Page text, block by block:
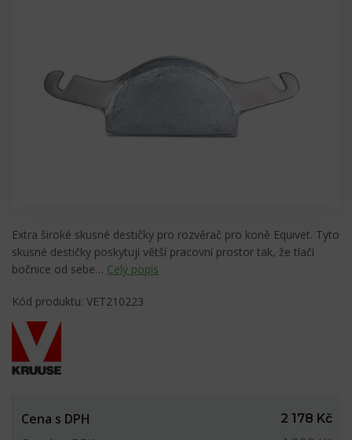
Extra široké skusné destičky pro rozvěrač pro koně Equivet. Tyto
skusné destičky poskytují větší pracovní prostor tak, že tlačí
bočnice od sebe… Celý popis
Kód produktu: VET210223
Cena s DPH
2 178 Kč